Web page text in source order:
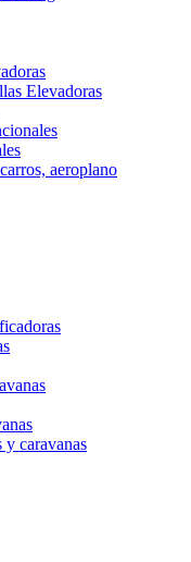
Elevadoras
aeroplano
y caravanas